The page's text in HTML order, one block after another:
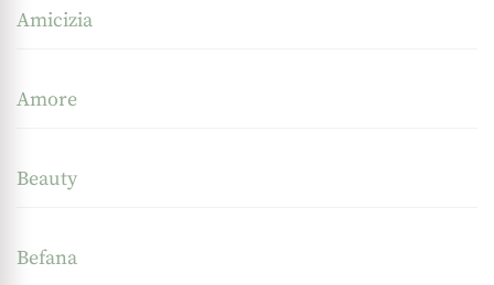
Amicizia
Amore
Beauty
Befana